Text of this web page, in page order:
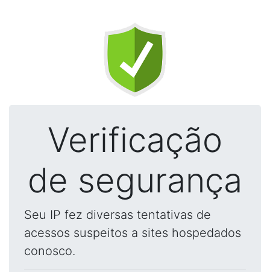
Verificação
de segurança
Seu IP fez diversas tentativas de
acessos suspeitos a sites hospedados
conosco.